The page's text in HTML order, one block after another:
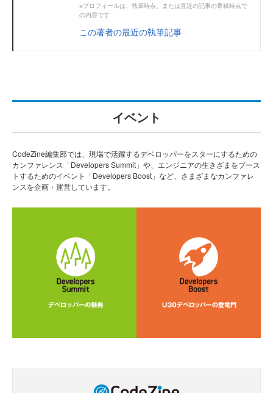
※プロフィールは、執筆時点、または直近の記事の寄稿時点で
の内容です
この著者の最近の執筆記事
イベント
CodeZine編集部では、現場で活躍するデベロッパーをスターにするための
カンファレンス「Developers Summit」や、エンジニアの生きざまをブース
トするためのイベント「Developers Boost」など、さまざまなカンファレ
ンスを企画・運営しています。